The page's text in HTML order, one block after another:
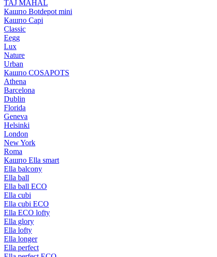
TAJ MAHAL
Кашпо Botdepot mini
Кашпо Capi
Classic
Eegg
Lux
Nature
Urban
Кашпо COSAPOTS
Athena
Barcelona
Dublin
Florida
Geneva
Helsinki
London
New York
Roma
Кашпо Ella smart
Ella balcony
Ella ball
Ella ball ECO
Ella cubi
Ella cubi ECO
Ella ECO lofty
Ella glory
Ella lofty
Ella longer
Ella perfect